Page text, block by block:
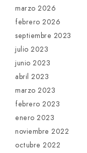
marzo 2026
febrero 2026
septiembre 2023
julio 2023
junio 2023
abril 2023
marzo 2023
febrero 2023
enero 2023
noviembre 2022
octubre 2022